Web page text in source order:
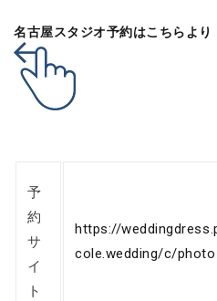
名古屋スタジオ予約はこちらより
予
約
サ
イ
ト
https://
cole.wedding/c/